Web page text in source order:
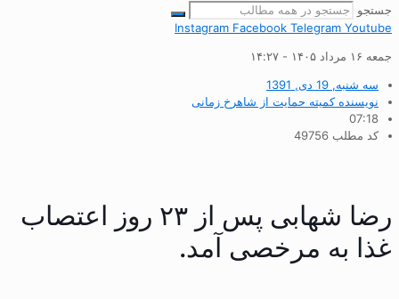
جستجو
Instagram Facebook Telegram Youtube
جمعه ۱۶ مرداد ۱۴۰۵ - ۱۴:۲۷
سه شنبه, 19 دی, 1391
نویسندهکمیته حمایت از شاهرخ زمانی
07:18
کد مطلب 49756
رضا شهابی پس از ۲۳ روز اعتصاب
غذا به مرخصی آمد.